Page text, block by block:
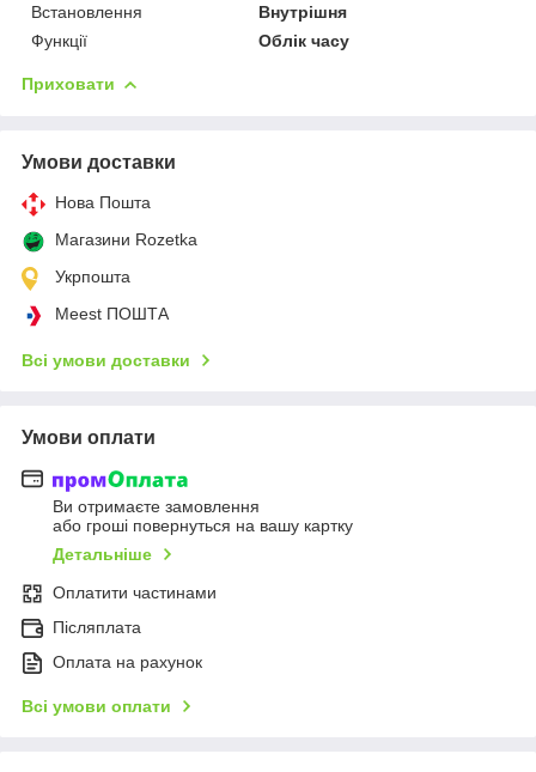
Встановлення
Внутрішня
Функції
Облік часу
Приховати
Умови доставки
Нова Пошта
Магазини Rozetka
Укрпошта
Meest ПОШТА
Всі умови доставки
Умови оплати
Ви отримаєте замовлення
або гроші повернуться на вашу картку
Детальніше
Оплатити частинами
Післяплата
Оплата на рахунок
Всі умови оплати